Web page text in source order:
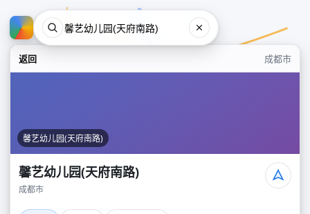
返回 成都市
馨艺幼儿园(天府南路)
馨艺幼儿园(天府南路)
成都市